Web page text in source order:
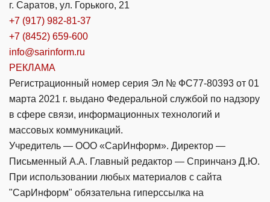
г. Саратов, ул. Горького, 21
+7 (917) 982-81-37
+7 (8452) 659-600
info@sarinform.ru
РЕКЛАМА
Регистрационный номер серия Эл № ФС77-80393 от 01
марта 2021 г. выдано Федеральной службой по надзору
в сфере связи, информационных технологий и
массовых коммуникаций.
Учредитель — ООО «СарИнформ». Директор —
Письменный А.А. Главный редактор — Спринчанэ Д.Ю.
При использовании любых материалов с сайта
"СарИнформ" обязательна гиперссылка на